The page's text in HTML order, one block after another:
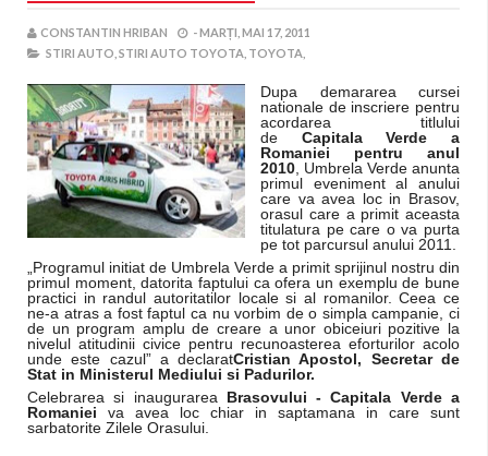
CONSTANTIN HRIBAN -MARȚI, MAI 17, 2011
STIRI AUTO, STIRI AUTO TOYOTA, TOYOTA,
Dupa demararea cursei
nationale de inscriere pentru
acordarea titlului
de Capitala Verde a
Romaniei pentru anul
2010 , Umbrela Verde anunta
primul eveniment al anului
care va avea loc in Brasov,
orasul care a primit aceasta
titulatura pe care o va purta
pe tot parcursul anului 2011.
„Programul initiat de Umbrela Verde a primit sprijinul nostru din
primul moment, datorita faptului ca ofera un exemplu de bune
practici in randul autoritatilor locale si al romanilor. Ceea ce
ne-a atras a fost faptul ca nu vorbim de o simpla campanie, ci
de un program amplu de creare a unor obiceiuri pozitive la
nivelul atitudinii civice pentru recunoasterea eforturilor acolo
unde este cazul” a declaratCristian Apostol, Secretar de
Stat in Ministerul Mediului si Padurilor.
Celebrarea si inaugurarea Brasovului - Capitala Verde a
Romaniei va avea loc chiar in saptamana in care sunt
sarbatorite Zilele Orasului.